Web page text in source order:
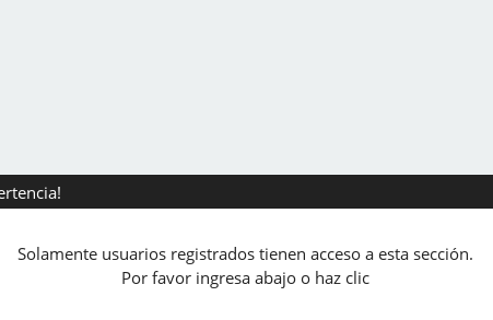
Solamente usuarios registrados tienen acceso a esta sección.
Por favor ingresa abajo o haz clic